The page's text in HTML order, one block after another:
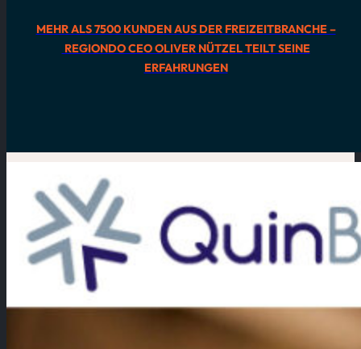
MEHR ALS 7500 KUNDEN AUS DER FREIZEITBRANCHE –
REGIONDO CEO OLIVER NÜTZEL TEILT SEINE
ERFAHRUNGEN